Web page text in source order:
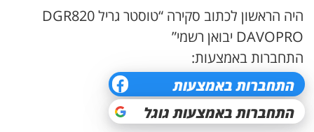
היה הראשון לכתוב סקירה “טוסטר גריל DGR820
DAVOPRO יבואן רשמי”
התחברות באמצעות: